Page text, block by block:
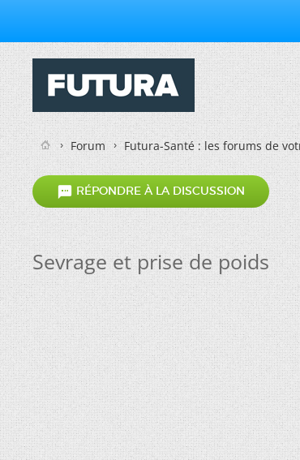
Forum Futura-Santé : les forums de
 RÉPONDRE À LA DISCUSSION
Sevrage et prise de poids